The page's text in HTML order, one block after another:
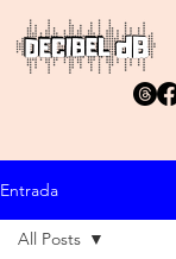
Entrada
All Posts